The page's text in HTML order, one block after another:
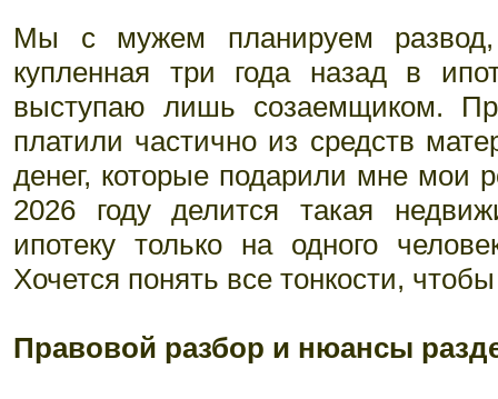
Мы с мужем планируем
купленная три года назад в
выступаю лишь созаемщиком.
платили частично из средств
денег, которые подарили мне мои
2026 году делится такая
ипотеку только на одного
Хочется понять все тонкости,
Правовой разбор и нюансы